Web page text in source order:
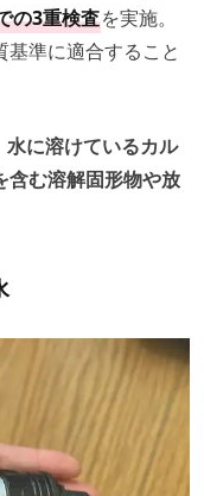
の3重検査を実施。
準に適合すること
に溶けているカル
含む溶解固形物や放